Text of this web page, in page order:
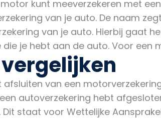
kunt meeverzekeren met
van je auto. De naam
van je auto. Hierbij gaat
je hebt aan de auto. Voor een
van een
autoverzekering hebt
staat voor Wettelijke